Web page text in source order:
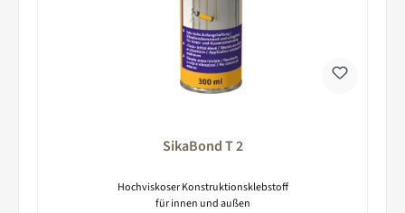
SikaBond T 2
Hochviskoser Konstruktionsklebstoff
für innen und außen